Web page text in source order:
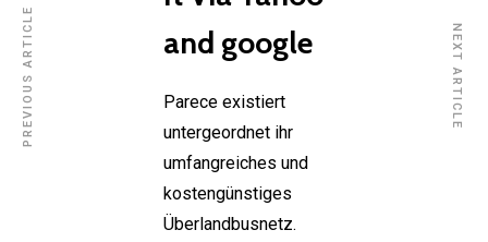
and google
Parece existiert
untergeordnet ihr
umfangreiches und
kostengünstiges
Überlandbusnetz.
PREVIOUS ARTICLE NEXT ARTICLE